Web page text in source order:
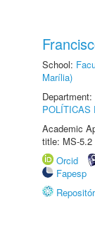
School:
Marília)
Department:
POLÍTICAS
Academic
title: MS-5.2
Orcid
Fapesp